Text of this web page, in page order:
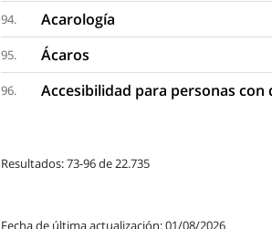
94. Acarología
95. Ácaros
96. Accesibilidad para personas con
Resultados: 73-96 de 22.735
Fecha de última actualización: 01/08/2026